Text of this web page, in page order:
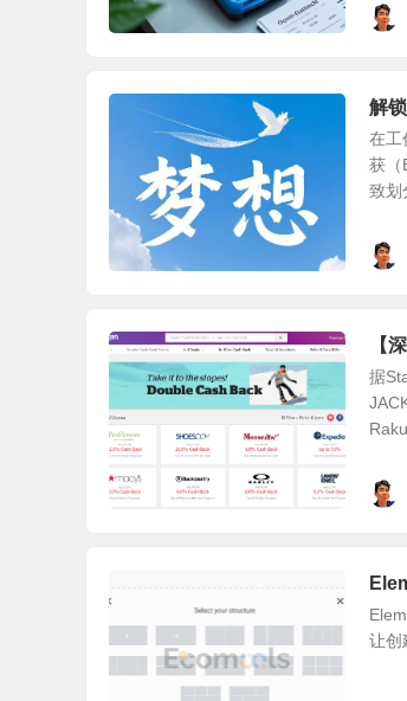
解
在工
获（
致划
【
据
让创